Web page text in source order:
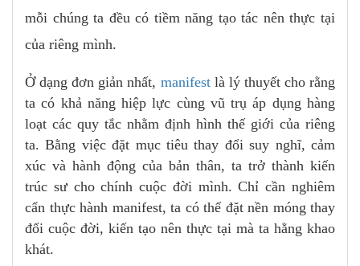
mỗi chúng ta đều có tiềm năng tạo tác nên thực tại
của riêng mình.
Ở dạng đơn giản nhất, manifestlà lý thuyết cho rằng
ta có khả năng hiệp lực cùng vũ trụ áp dụng hàng
loạt các quy tắc nhằm định hình thế giới của riêng
ta. Bằng việc đặt mục tiêu thay đổi suy nghĩ, cảm
xúc và hành động của bản thân, ta trở thành kiến
trúc sư cho chính cuộc đời mình. Chỉ cần nghiêm
cẩn thực hành manifest, ta có thể đặt nền móng thay
đổi cuộc đời, kiến tạo nên thực tại mà ta hằng khao
khát.